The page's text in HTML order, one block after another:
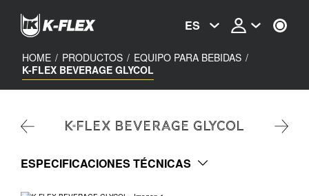
content
ES
HOME / PRODUCTOS / EQUIPO PARA BEBIDAS /
K-FLEX BEVERAGE GLYCOL
K-FLEX BEVERAGE GLYCOL
ESPECIFICACIONES TÉCNICAS